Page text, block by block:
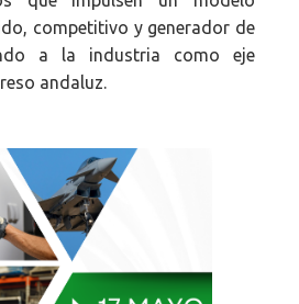
competitivo y generador de
a la industria como eje
andaluz.